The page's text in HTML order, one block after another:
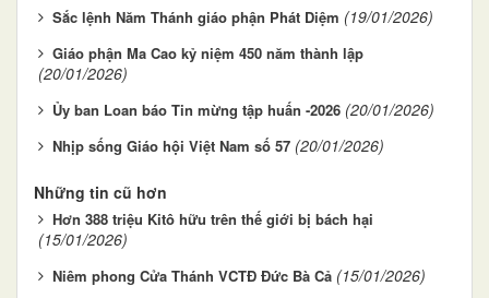
Sắc lệnh Năm Thánh giáo phận Phát Diệm (19/01/2026)
Giáo phận Ma Cao kỷ niệm 450 năm thành lập
(20/01/2026)
Ủy ban Loan báo Tin mừng tập huấn -2026 (20/01/2026)
Nhịp sống Giáo hội Việt Nam số 57 (20/01/2026)
Những tin cũ hơn
Hơn 388 triệu Kitô hữu trên thế giới bị bách hại
(15/01/2026)
Niêm phong Cửa Thánh VCTĐ Đức Bà Cả (15/01/2026)